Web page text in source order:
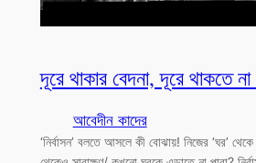
দূরে থাকার বেদনা, দূরে থাকতে
আবেদীন কাদের
‘নির্বাসন’ বলতে আসলে কী বোঝায়! নিজের ‘ঘর’